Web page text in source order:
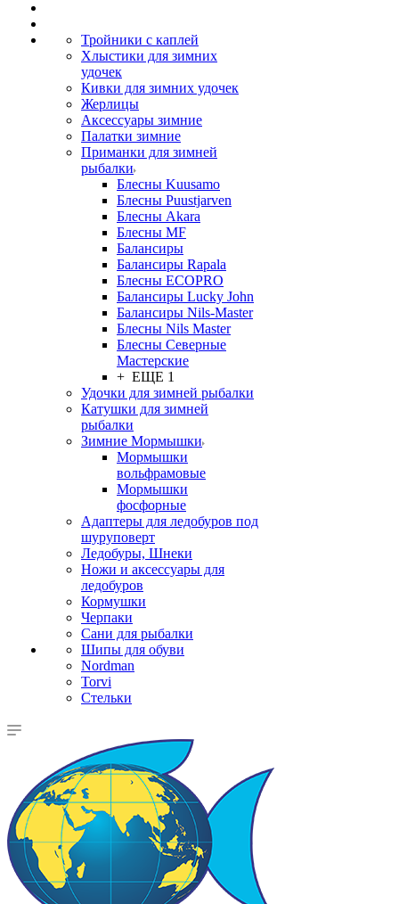
Тройники с каплей
Хлыстики для зимних
удочек
Кивки для зимних удочек
Жерлицы
Аксессуары зимние
Палатки зимние
Приманки для зимней
рыбалки
Блесны Kuusamo
Блесны Puustjarven
Блесны Akara
Блесны MF
Балансиры
Балансиры Rapala
Блесны ECOPRO
Балансиры Lucky John
Балансиры Nils-Master
Блесны Nils Master
Блесны Северные
Мастерские
+ ЕЩЕ 1
Удочки для зимней рыбалки
Катушки для зимней
рыбалки
Зимние Мормышки
Мормышки
вольфрамовые
Мормышки
фосфорные
Адаптеры для ледобуров под
шуруповерт
Ледобуры, Шнеки
Ножи и аксессуары для
ледобуров
Кормушки
Черпаки
Сани для рыбалки
Шипы для обуви
Nordman
Torvi
Стельки